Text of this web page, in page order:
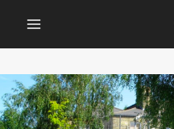
содержанию